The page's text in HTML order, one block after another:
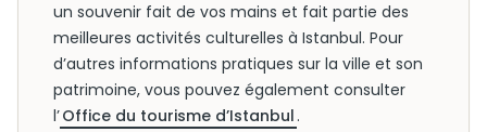
un souvenir fait de vos mains et fait partie des
meilleures activités culturelles à Istanbul. Pour
d’autres informations pratiques sur la ville et son
patrimoine, vous pouvez également consulter
l’Office du tourisme d’Istanbul .